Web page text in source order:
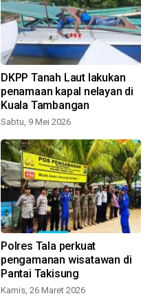
DKPP Tanah Laut lakukan
penamaan kapal nelayan di
Kuala Tambangan
Sabtu, 9 Mei 2026
Polres Tala perkuat
pengamanan wisatawan di
Pantai Takisung
Kamis, 26 Maret 2026